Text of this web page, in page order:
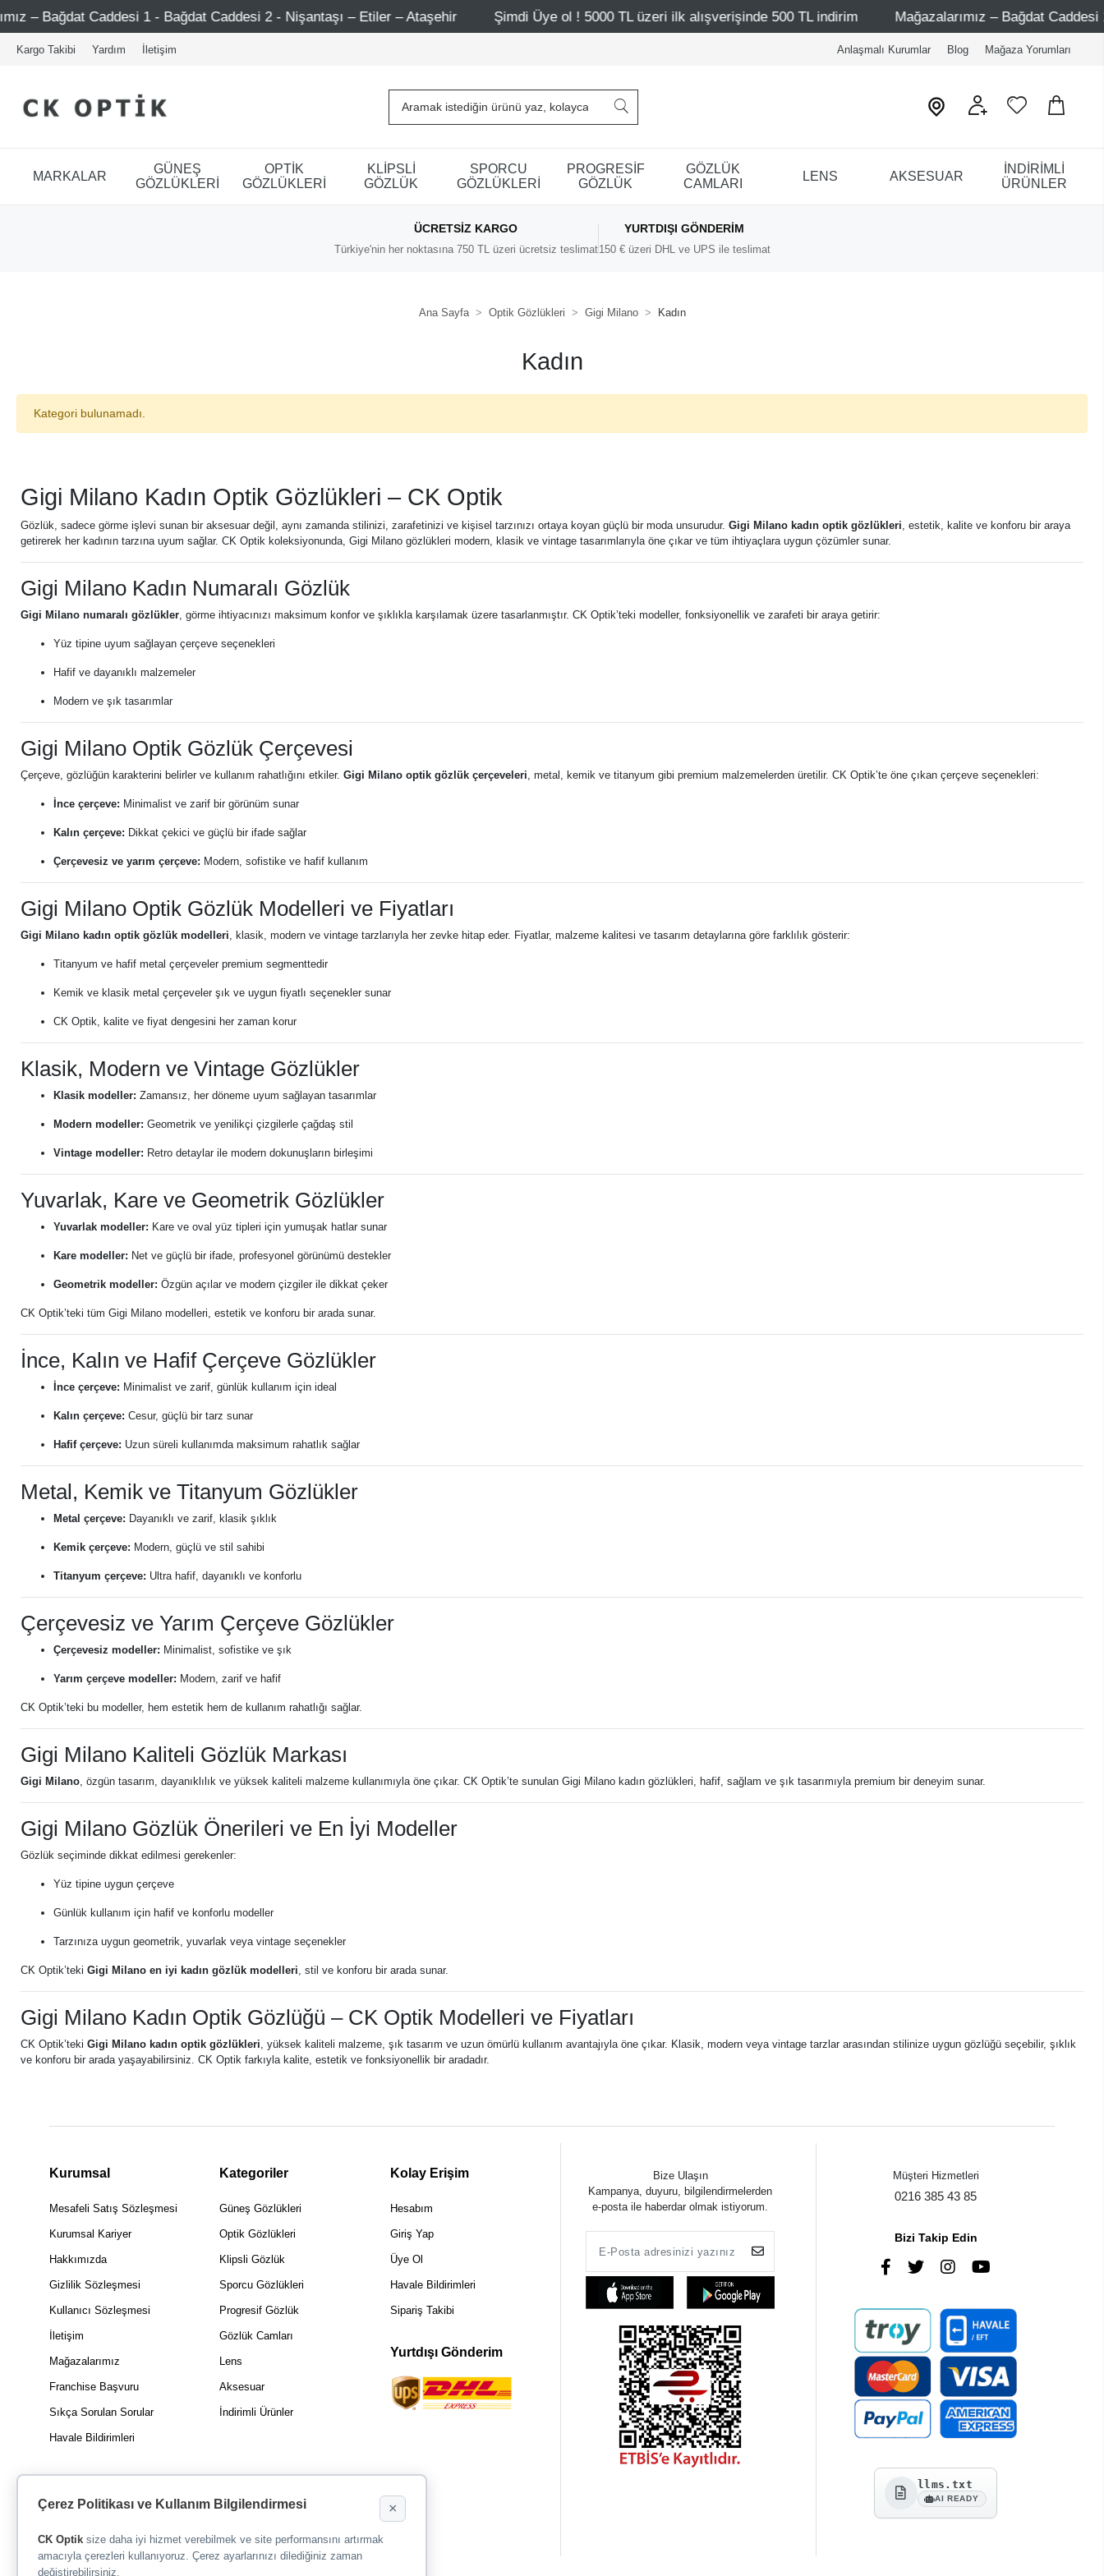
Bağdat Caddesi 1 - Bağdat Caddesi 2 - Nişantaşı – Etiler – Ataşehir Şimdi Üye ol ! 5000 TL üzeri ilk alışverişinde 500 TL indirim Mağazalarımız – Bağdat Caddesi 1 -
Kargo Takibi Yardım İletişim Anlaşmalı Kurumlar Blog Mağaza Yorumları
MARKALAR
GÜNEŞ
GÖZLÜKLERİ
OPTİK
GÖZLÜKLERİ
KLİPSLİ
GÖZLÜK
SPORCU
GÖZLÜKLERİ
PROGRESİF
GÖZLÜK
GÖZLÜK
CAMLARI
LENS AKSESUAR
İNDİRİMLİ
ÜRÜNLER
ÜCRETSIZ KARGO
Türkiye'nin her noktasına 750 TL üzeri ücretsiz teslimat
YURTDIŞI GÖNDERIM
150 € üzeri DHL ve UPS ile teslimat
Ana Sayfa Optik Gözlükleri Gigi Milano Kadın
Kadın
Kategori bulunamadı.
Gigi Milano Kadın Optik Gözlükleri – CK Optik
Gözlük, sadece görme işlevi sunan bir aksesuar değil, aynı zamanda stilinizi, zarafetinizi ve kişisel tarzınızı ortaya koyan güçlü bir moda unsurudur. Gigi Milano kadın optik gözlükleri, estetik, kalite ve konforu bir araya
getirerek her kadının tarzına uyum sağlar. CK Optik koleksiyonunda, Gigi Milano gözlükleri modern, klasik ve vintage tasarımlarıyla öne çıkar ve tüm ihtiyaçlara uygun çözümler sunar.
Gigi Milano Kadın Numaralı Gözlük
Gigi Milano numaralı gözlükler, görme ihtiyacınızı maksimum konfor ve şıklıkla karşılamak üzere tasarlanmıştır. CK Optik’teki modeller, fonksiyonellik ve zarafeti bir araya getirir:
Yüz tipine uyum sağlayan çerçeve seçenekleri
Hafif ve dayanıklı malzemeler
Modern ve şık tasarımlar
Gigi Milano Optik Gözlük Çerçevesi
Çerçeve, gözlüğün karakterini belirler ve kullanım rahatlığını etkiler. Gigi Milano optik gözlük çerçeveleri, metal, kemik ve titanyum gibi premium malzemelerden üretilir. CK Optik’te öne çıkan çerçeve seçenekleri:
İnce çerçeve: Minimalist ve zarif bir görünüm sunar
Kalın çerçeve: Dikkat çekici ve güçlü bir ifade sağlar
Çerçevesiz ve yarım çerçeve: Modern, sofistike ve hafif kullanım
Gigi Milano Optik Gözlük Modelleri ve Fiyatları
Gigi Milano kadın optik gözlük modelleri, klasik, modern ve vintage tarzlarıyla her zevke hitap eder. Fiyatlar, malzeme kalitesi ve tasarım detaylarına göre farklılık gösterir:
Titanyum ve hafif metal çerçeveler premium segmenttedir
Kemik ve klasik metal çerçeveler şık ve uygun fiyatlı seçenekler sunar
CK Optik, kalite ve fiyat dengesini her zaman korur
Klasik, Modern ve Vintage Gözlükler
Klasik modeller: Zamansız, her döneme uyum sağlayan tasarımlar
Modern modeller: Geometrik ve yenilikçi çizgilerle çağdaş stil
Vintage modeller: Retro detaylar ile modern dokunuşların birleşimi
Yuvarlak, Kare ve Geometrik Gözlükler
Yuvarlak modeller: Kare ve oval yüz tipleri için yumuşak hatlar sunar
Kare modeller: Net ve güçlü bir ifade, profesyonel görünümü destekler
Geometrik modeller: Özgün açılar ve modern çizgiler ile dikkat çeker
CK Optik’teki tüm Gigi Milano modelleri, estetik ve konforu bir arada sunar.
İnce, Kalın ve Hafif Çerçeve Gözlükler
İnce çerçeve: Minimalist ve zarif, günlük kullanım için ideal
Kalın çerçeve: Cesur, güçlü bir tarz sunar
Hafif çerçeve: Uzun süreli kullanımda maksimum rahatlık sağlar
Metal, Kemik ve Titanyum Gözlükler
Metal çerçeve: Dayanıklı ve zarif, klasik şıklık
Kemik çerçeve: Modern, güçlü ve stil sahibi
Titanyum çerçeve: Ultra hafif, dayanıklı ve konforlu
Çerçevesiz ve Yarım Çerçeve Gözlükler
Çerçevesiz modeller: Minimalist, sofistike ve şık
Yarım çerçeve modeller: Modern, zarif ve hafif
CK Optik’teki bu modeller, hem estetik hem de kullanım rahatlığı sağlar.
Gigi Milano Kaliteli Gözlük Markası
Gigi Milano, özgün tasarım, dayanıklılık ve yüksek kaliteli malzeme kullanımıyla öne çıkar. CK Optik’te sunulan Gigi Milano kadın gözlükleri, hafif, sağlam ve şık tasarımıyla premium bir deneyim sunar.
Gigi Milano Gözlük Önerileri ve En İyi Modeller
Gözlük seçiminde dikkat edilmesi gerekenler:
Yüz tipine uygun çerçeve
Günlük kullanım için hafif ve konforlu modeller
Tarzınıza uygun geometrik, yuvarlak veya vintage seçenekler
CK Optik’teki Gigi Milano en iyi kadın gözlük modelleri, stil ve konforu bir arada sunar.
Gigi Milano Kadın Optik Gözlüğü – CK Optik Modelleri ve Fiyatları
CK Optik’teki Gigi Milano kadın optik gözlükleri, yüksek kaliteli malzeme, şık tasarım ve uzun ömürlü kullanım avantajıyla öne çıkar. Klasik, modern veya vintage tarzlar arasından stilinize uygun gözlüğü seçebilir, şıklık
ve konforu bir arada yaşayabilirsiniz. CK Optik farkıyla kalite, estetik ve fonksiyonellik bir aradadır.
Kurumsal
Mesafeli Satış Sözleşmesi
Kurumsal Kariyer
Hakkımızda
Gizlilik Sözleşmesi
Kullanıcı Sözleşmesi
İletişim
Mağazalarımız
Franchise Başvuru
Sıkça Sorulan Sorular
Havale Bildirimleri
Kategoriler
Güneş Gözlükleri
Optik Gözlükleri
Klipsli Gözlük
Sporcu Gözlükleri
Progresif Gözlük
Gözlük Camları
Lens
Aksesuar
İndirimli Ürünler
Kolay Erişim
Hesabım
Giriş Yap
Üye Ol
Havale Bildirimleri
Sipariş Takibi
Yurtdışı Gönderim
Bize Ulaşın
Kampanya, duyuru, bilgilendirmelerden
e-posta ile haberdar olmak istiyorum.
Müşteri Hizmetleri
0216 385 43 85
Bizi Takip Edin
llms.txt
AI READY
Çerez Politikası ve Kullanım Bilgilendirmesi ×
CK Optik size daha iyi hizmet verebilmek ve site performansını artırmak
amacıyla çerezleri kullanıyoruz. Çerez ayarlarınızı dilediğiniz zaman
değiştirebilirsiniz.